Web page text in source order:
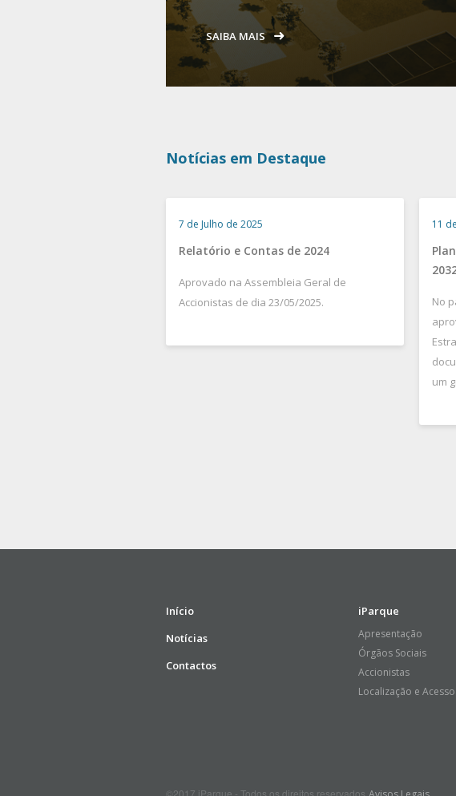
SAIBA MAIS
Notícias em Destaque
7 de Julho de 2025
Relatório e Contas de 2024
Aprovado na Assembleia Geral de
Accionistas de dia 23/05/2025.
11
No
um
Início
Notícias
Contactos
iParque
Apresentação
Órgãos Sociais
Accionistas
Localização e
©2017 iParque - Todos os direitos reservados